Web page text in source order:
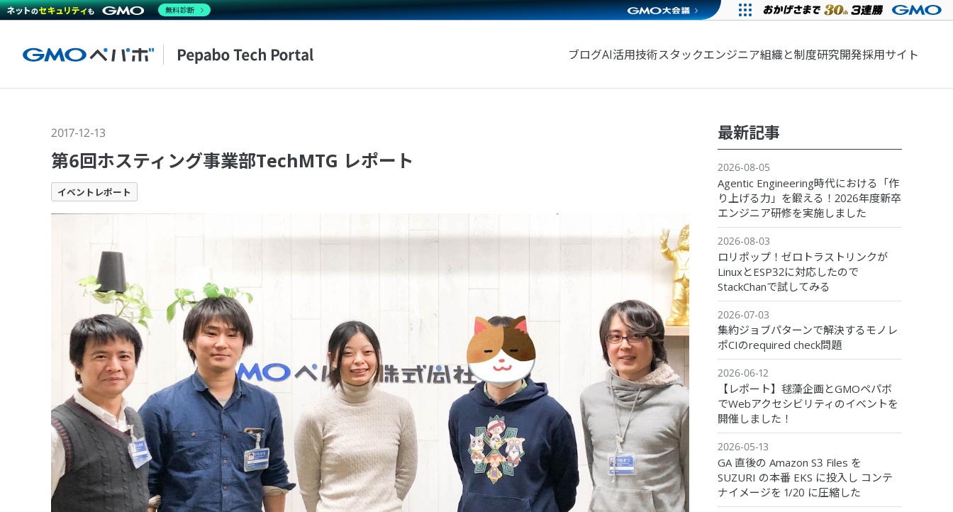
ブログAI活用技術スタックエンジニア組織と制度研究開発採用サイト
2017-12-13
第6回ホスティング事業部TechMTG レポート
イベントレポート
最新記事
2026-08-05
Agentic Engineering時代における「作
り上げる力」を鍛える！2026年度新卒
エンジニア研修を実施しました
2026-08-03
ロリポップ！ゼロトラストリンクが
LinuxとESP32に対応したので
StackChanで試してみる
2026-07-03
集約ジョブパターンで解決するモノレ
ポCIのrequired check問題
2026-06-12
【レポート】毬藻企画とGMOペパボ
でWebアクセシビリティのイベントを
開催しました！
2026-05-13
GA 直後の Amazon S3 Files を
SUZURI の本番 EKS に投入し コンテ
ナイメージを 1/20 に圧縮した
無料診断